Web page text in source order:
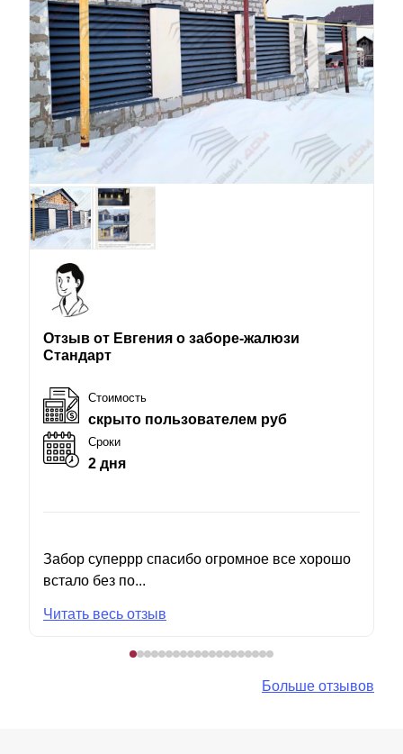
Отзыв от Евгения о заборе-жалюзи
Стандарт
Стоимость
скрыто пользователем руб
Сроки
2 дня
Забор суперрр спасибо огромное все хорошо
встало без по...
Читать весь отзыв
Больше отзывов